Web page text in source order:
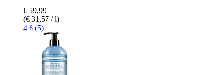
€ 59,99
(€ 31,57 / l)
4.6 (5)